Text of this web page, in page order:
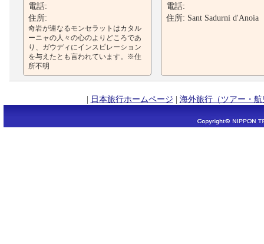
電話:
住所:
奇岩が連なるモンセラットはカタル
ーニャの人々の心のよりどころであ
り、ガウディにインスピレーション
を与えたとも言われています。※住
所不明
電話:
住所: Sant Sadurni d'Anoia
| 日本旅行ホームページ | 海外旅行（ツアー・航